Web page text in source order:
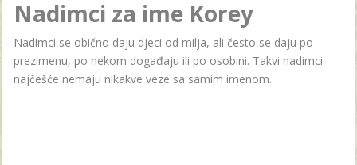
Nadimci za ime Korey
Nadimci se obično daju djeci od milja, ali često se daju po
prezimenu, po nekom događaju ili po osobini. Takvi nadimci
najčešće nemaju nikakve veze sa samim imenom.